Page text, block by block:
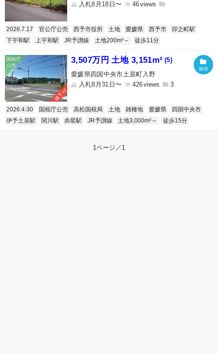
入札8月18日〜
46
2026.7.17 官公庁公売 西予市役所 土地 愛媛県 西予市
卯之町駅
下宇和駅
上宇和駅 JR予讃線 土地200m²～ 徒歩11分
値下げ
3,507万円 土地 3,151m² (5)
愛媛県四国中央市土居町入野
入札8月31日〜
426 3
2026.4.30 国税庁公売 高松国税局 土地 雑種地 愛媛県
四国中央市
伊予土居駅
関川駅 赤星駅 JR予讃線 土地3,000m²～ 徒歩15分
1ページ／1